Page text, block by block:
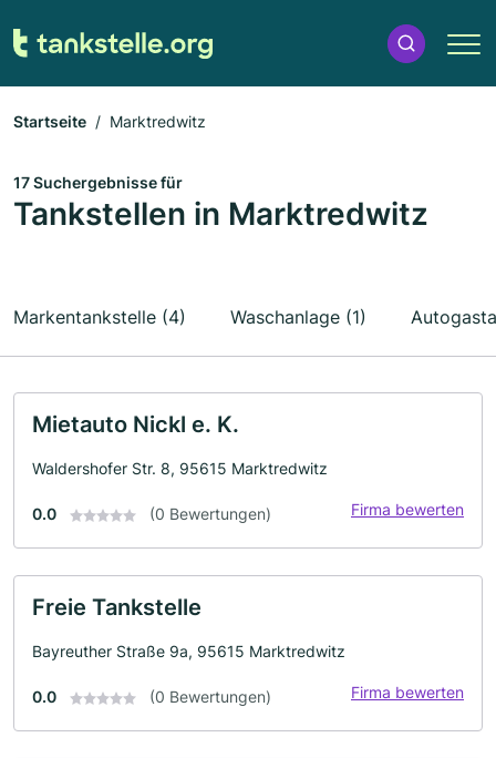
Startseite Marktredwitz
17 Suchergebnisse für
Tankstellen in Marktredwitz
Markentankstelle (4) Waschanlage (1)
Mietauto Nickl e. K.
Waldershofer Str. 8, 95615 Marktredwitz
0.0 (0 Bewertungen) Firma bewerten
Freie Tankstelle
Bayreuther Straße 9a, 95615 Marktredwitz
0.0 (0 Bewertungen) Firma bewerten